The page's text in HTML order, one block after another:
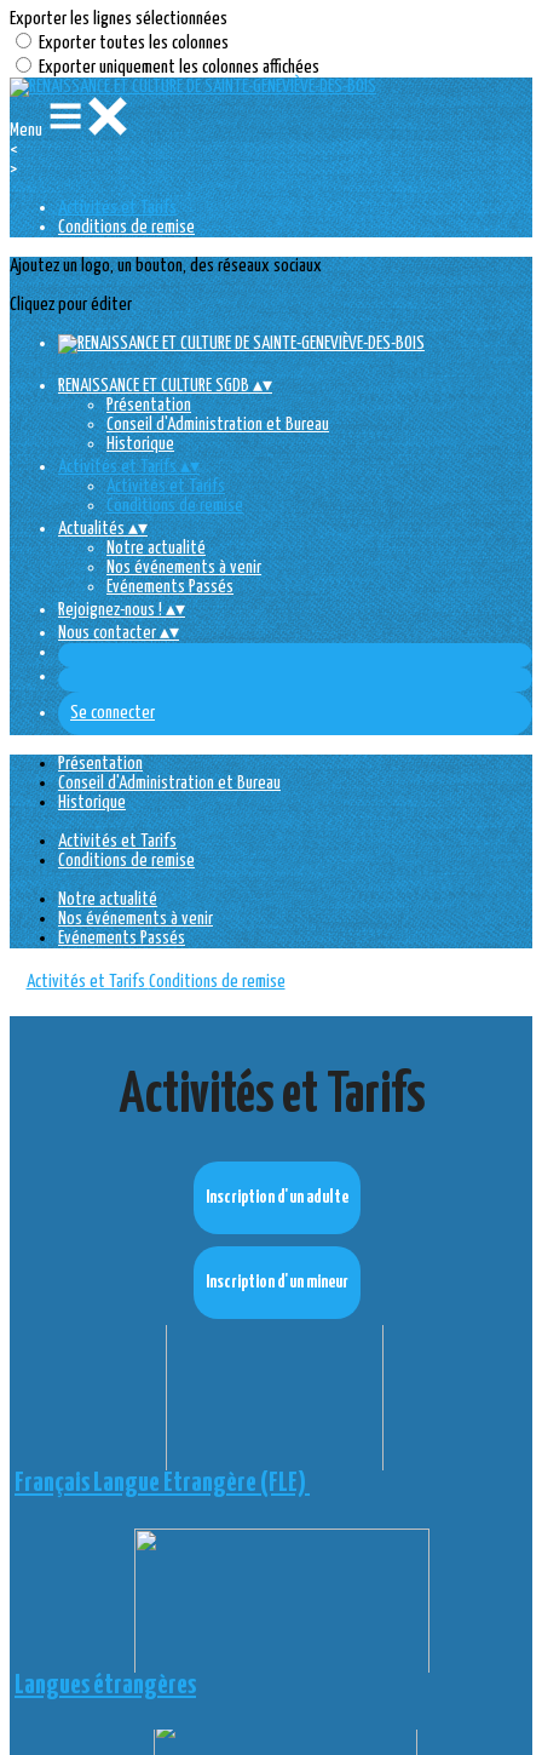
Exporter les lignes sélectionnées
Exporter toutes les colonnes
Exporter uniquement les colonnes affichées
Menu
<
>
Activités et Tarifs
Conditions de remise
Ajoutez un logo, un bouton, des réseaux sociaux
Cliquez pour éditer
RENAISSANCE ET CULTURE SGDB▴▾
Présentation
Conseil d'Administration et Bureau
Historique
Activités et Tarifs▴▾
Activités et Tarifs
Conditions de remise
Actualités▴▾
Notre actualité
Nos événements à venir
Evénements Passés
Rejoignez-nous !▴▾
Nous contacter▴▾
Se connecter
Présentation
Conseil d'Administration et Bureau
Historique
Activités et Tarifs
Conditions de remise
Notre actualité
Nos événements à venir
Evénements Passés
Activités et Tarifs Conditions de remise
Activités et Tarifs
Inscription d'un adulte
Inscription d'un mineur
Français Langue Étrangère (FLE)
Langues étrangères